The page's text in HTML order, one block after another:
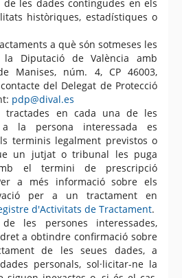
les dades contingudes en els
històriques, estadístiques o
a què són sotmeses les
Diputació de València amb
Manises, núm. 4, CP 46003,
del Delegat de Protecció
pdp@dival.es
tractades en cada una de les
la persona interessada es
terminis legalment previstos o
un jutjat o tribunal les puga
el termini de prescripció
a més informació sobre els
per a un tractament en
d'Activitats de Tractament.
les persones interessades,
a obtindre confirmació sobre
de les seues dades, a
personals, sol·licitar-ne la